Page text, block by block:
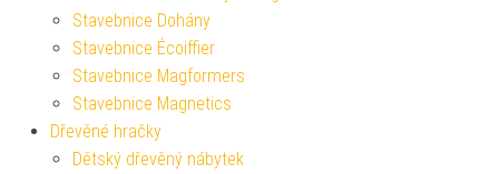
Stavebnice Dohány
Stavebnice Écoiffier
Stavebnice Magformers
Stavebnice Magnetics
Dřevěné hračky
Dětský dřevěný nábytek